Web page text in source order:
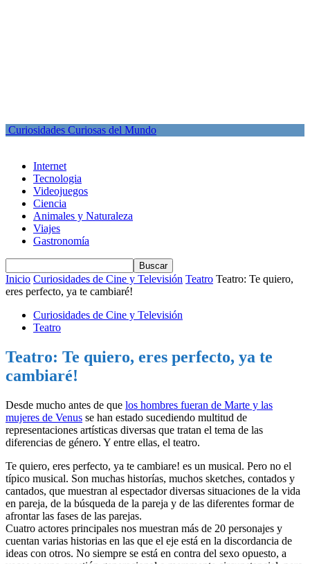
Curiosidades Curiosas del Mundo
Internet
Tecnologia
Videojuegos
Ciencia
Animales y Naturaleza
Viajes
Gastronomía
Inicio Curiosidades de Cine y Televisión Teatro Teatro: Te quiero,
eres perfecto, ya te cambiaré!
Curiosidades de Cine y Televisión
Teatro
Teatro: Te quiero, eres perfecto, ya te
cambiaré!
Desde mucho antes de que los hombres fueran de Marte y las
mujeres de Venus se han estado sucediendo multitud de
representaciones artísticas diversas que tratan el tema de las
diferencias de género. Y entre ellas, el teatro.
Te quiero, eres perfecto, ya te cambiare! es un musical. Pero no el
típico musical. Son muchas historías, muchos sketches, contados y
cantados, que muestran al espectador diversas situaciones de la vida
en pareja, de la búsqueda de la pareja y de las diferentes formar de
afrontar las fases de las parejas.
Cuatro actores principales nos muestran más de 20 personajes y
cuentan varias historias en las que el eje está en la discordancia de
ideas con otros. No siempre se está en contra del sexo opuesto, a